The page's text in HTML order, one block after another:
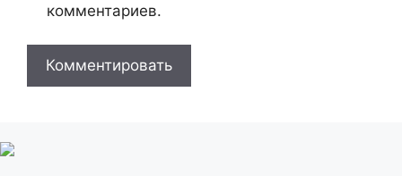
комментариев.